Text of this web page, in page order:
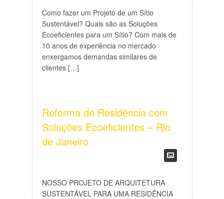
Como fazer um Projeto de um Sítio
Sustentável? Quais são as Soluções
Ecoeficientes para um Sítio? Com mais de
10 anos de experiência no mercado
enxergamos demandas similares de
clientes […]
Reforma de Residência com
Soluções Ecoeficientes – Rio
de Janeiro
NOSSO PROJETO DE ARQUITETURA
SUSTENTÁVEL PARA UMA RESIDÊNCIA